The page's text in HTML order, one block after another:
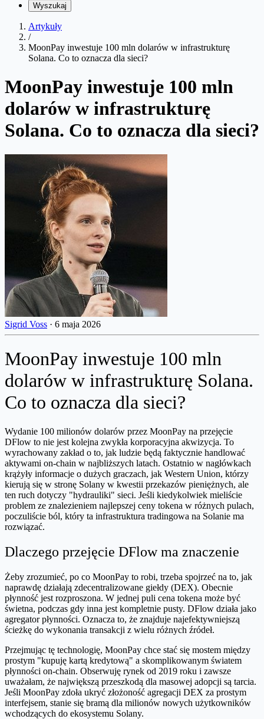
Wyszukaj
Artykuły
/
MoonPay inwestuje 100 mln dolarów w infrastrukturę
Solana. Co to oznacza dla sieci?
MoonPay inwestuje 100 mln
dolarów w infrastrukturę
Solana. Co to oznacza dla sieci?
Sigrid Voss · 6 maja 2026
MoonPay inwestuje 100 mln
dolarów w infrastrukturę Solana.
Co to oznacza dla sieci?
Wydanie 100 milionów dolarów przez MoonPay na przejęcie
DFlow to nie jest kolejna zwykła korporacyjna akwizycja. To
wyrachowany zakład o to, jak ludzie będą faktycznie handlować
aktywami on-chain w najbliższych latach. Ostatnio w nagłówkach
krążyły informacje o dużych graczach, jak Western Union, którzy
kierują się w stronę Solany w kwestii przekazów pieniężnych, ale
ten ruch dotyczy "hydrauliki" sieci. Jeśli kiedykolwiek mieliście
problem ze znalezieniem najlepszej ceny tokena w różnych pulach,
poczuliście ból, który ta infrastruktura tradingowa na Solanie ma
rozwiązać.
Dlaczego przejęcie DFlow ma znaczenie
Żeby zrozumieć, po co MoonPay to robi, trzeba spojrzeć na to, jak
naprawdę działają zdecentralizowane giełdy (DEX). Obecnie
płynność jest rozproszona. W jednej puli cena tokena może być
świetna, podczas gdy inna jest kompletnie pusty. DFlow działa jako
agregator płynności. Oznacza to, że znajduje najefektywniejszą
ścieżkę do wykonania transakcji z wielu różnych źródeł.
Przejmując tę technologię, MoonPay chce stać się mostem między
prostym "kupuję kartą kredytową" a skomplikowanym światem
płynności on-chain. Obserwuję rynek od 2019 roku i zawsze
uważałam, że największą przeszkodą dla masowej adopcji są tarcia.
Jeśli MoonPay zdoła ukryć złożoność agregacji DEX za prostym
interfejsem, stanie się bramą dla milionów nowych użytkowników
wchodzących do ekosystemu Solany.